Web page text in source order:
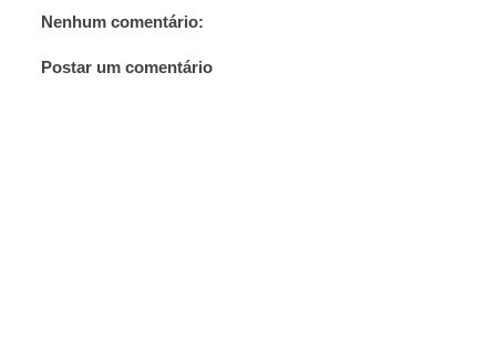
Nenhum comentário:
Postar um comentário